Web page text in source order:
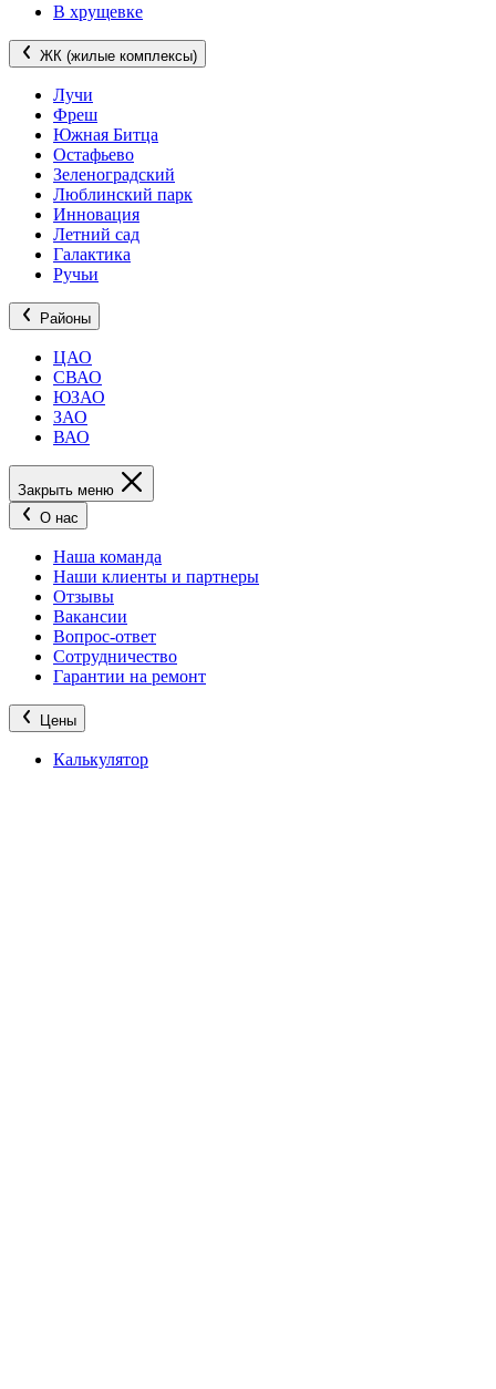
В хрущевке
ЖК (жилые комплексы)
Лучи
Фреш
Южная Битца
Остафьево
Зеленоградский
Люблинский парк
Инновация
Летний сад
Галактика
Ручьи
Районы
ЦАО
СВАО
ЮЗАО
ЗАО
ВАО
Закрыть меню
О нас
Наша команда
Наши клиенты и партнеры
Отзывы
Вакансии
Вопрос-ответ
Сотрудничество
Гарантии на ремонт
Цены
Калькулятор